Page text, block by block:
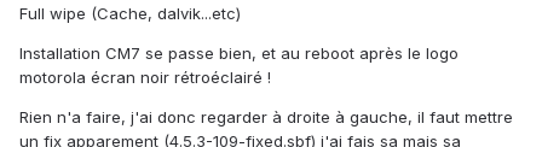
Full wipe (Cache, dalvik...etc)
Installation CM7 se passe bien, et au reboot après le logo
motorola écran noir rétroéclairé !
Rien n'a faire, j'ai donc regarder à droite à gauche, il faut mettre
un fix apparement (4.5.3-109-fixed.sbf) j'ai fais sa mais sa